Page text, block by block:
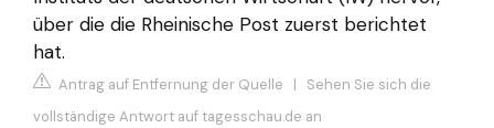
über die die Rheinische Post zuerst berichtet
hat.
Antrag auf Entfernung der Quelle | Sehen Sie sich die
vollständige Antwort auf tagesschau.de an